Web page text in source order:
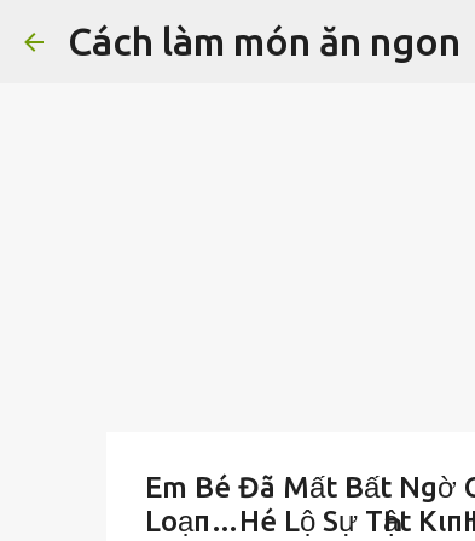
Cách làm món ăn ngon
Em Bé Đã Mất Bất Ngờ
Loạп…Hé Lộ Sự TҺật